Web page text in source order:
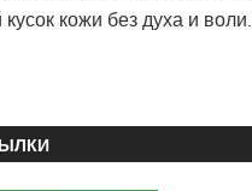
кожи без духа и воли.